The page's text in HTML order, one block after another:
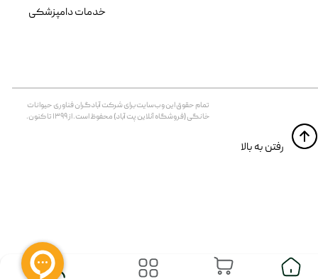
تمام حقوق اين وب‌سايت برای شرکت آبادگران فناوری حیوانات
خانگی (فروشگاه آنلاین پت آباد) محفوظ است. از ۱۳۹۹ تا کنون.
​​رفتن به بالا
خدمات دامپزشکی